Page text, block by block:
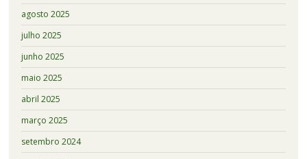
agosto 2025
julho 2025
junho 2025
maio 2025
abril 2025
março 2025
setembro 2024